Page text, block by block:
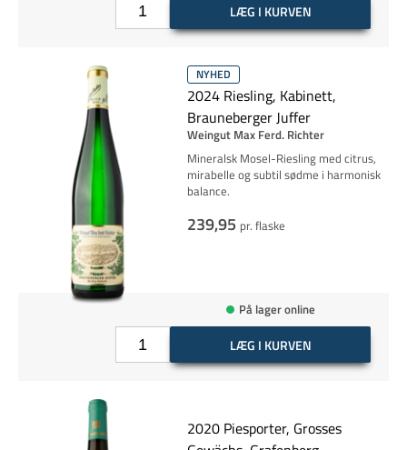
LÆG I KURVEN
NYHED
2024 Riesling, Kabinett,
Brauneberger Juffer
Weingut Max Ferd. Richter
Mineralsk Mosel-Riesling med citrus,
mirabelle og subtil sødme i harmonisk
balance.
239,95 pr. flaske
På lager online
LÆG I KURVEN
2020 Piesporter, Grosses